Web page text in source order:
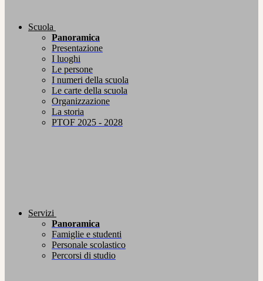
Scuola
Panoramica
Presentazione
I luoghi
Le persone
I numeri della scuola
Le carte della scuola
Organizzazione
La storia
PTOF 2025 - 2028
Servizi
Panoramica
Famiglie e studenti
Personale scolastico
Percorsi di studio